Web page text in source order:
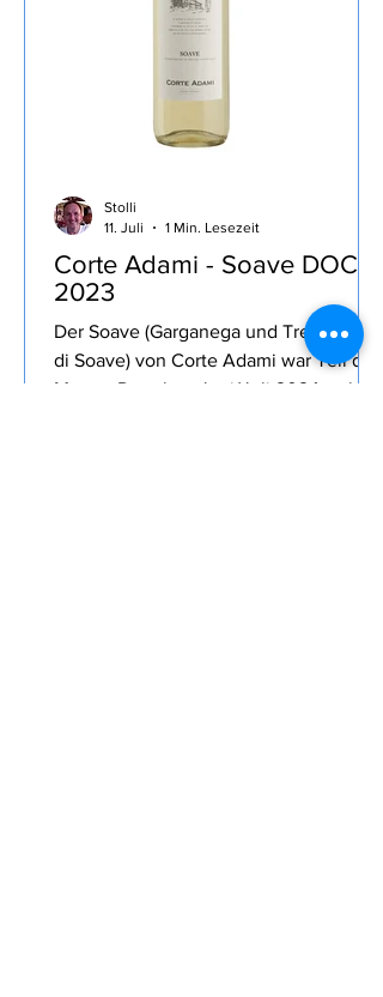
Corte Adami - Soave DOC
2023
Der Soave (Garganega und Trebbiano
11. Juli
1 Min. Lesezeit